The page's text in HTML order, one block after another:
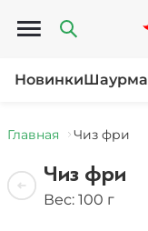
Открыть меню
НовинкиШаурма
Главная Чиз фри
Чиз фри
Вес: 100 г